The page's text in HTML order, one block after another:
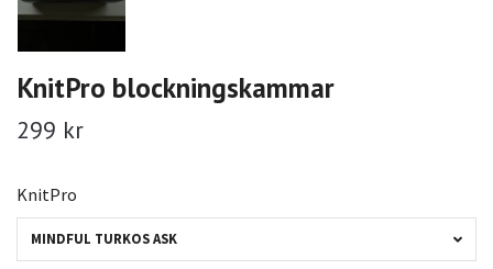
KnitPro blockningskammar
299 kr
KnitPro
MINDFUL TURKOS ASK